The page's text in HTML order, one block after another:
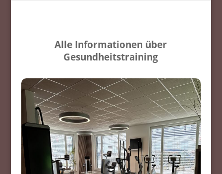
Alle Informationen über
Gesundheitstraining